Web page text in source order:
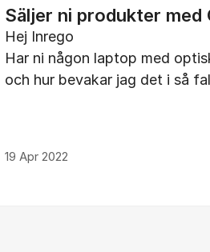
Säljer ni produkter med
Hej Inrego
Har ni någon laptop med
och hur bevakar jag det i så
19 Apr 2022